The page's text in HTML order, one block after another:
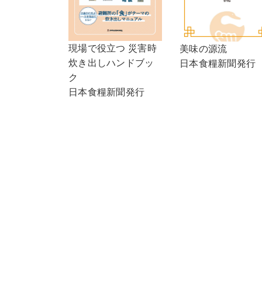
現場で役立つ 災害時
炊き出しハンドブッ
ク
日本食糧新聞発行
美味の源流
日本食糧新聞発行